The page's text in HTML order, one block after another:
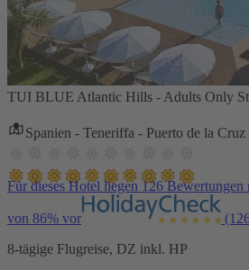
TUI BLUE Atlantic Hills - Adults Only
Spanien - Teneriffa - Puerto de la Cruz
Für dieses Hotel liegen 126
von 86% vor
8-tägige Flugreise, DZ inkl. HP